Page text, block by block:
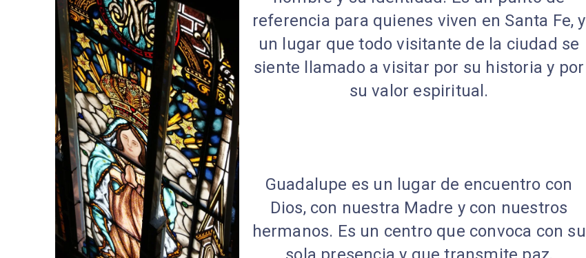
referencia para quienes viven en Santa Fe, y
un lugar que todo visitante de la ciudad se
siente llamado a visitar por su historia y por
su valor espiritual.
Guadalupe es un lugar de encuentro con
Dios, con nuestra Madre y con nuestros
hermanos. Es un centro que convoca con su